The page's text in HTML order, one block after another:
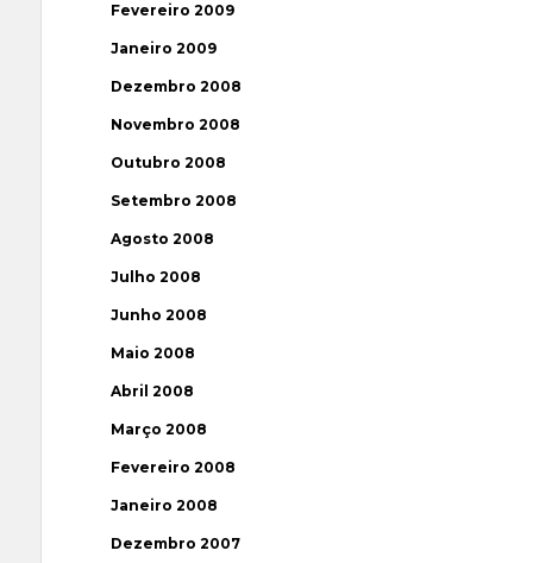
Fevereiro 2009
Janeiro 2009
Dezembro 2008
Novembro 2008
Outubro 2008
Setembro 2008
Agosto 2008
Julho 2008
Junho 2008
Maio 2008
Abril 2008
Março 2008
Fevereiro 2008
Janeiro 2008
Dezembro 2007